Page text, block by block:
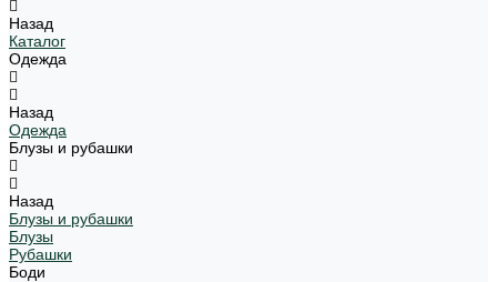
Назад
Каталог
Одежда
Назад
Одежда
Блузы и рубашки
Назад
Блузы и рубашки
Блузы
Рубашки
Боди